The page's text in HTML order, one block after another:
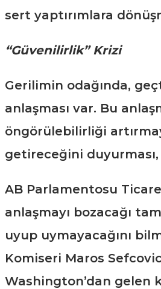
sert yaptırımlara
“Güvenilirlik” Krizi
Gerilimin odağında,
anlaşması var. Bu
öngörülebilirliği
getireceğini
AB Parlamentosu
anlaşmayı bozacağı
uyup uymayacağını
Komiseri Maros
Washington’dan gelen